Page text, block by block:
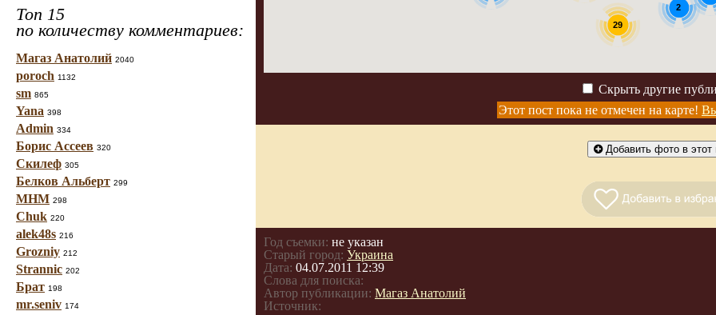
Топ 15
по количеству комментариев:
Магаз Анатолий 2040
poroch 1132
sm 865
Yana 398
Admin 334
Борис Ассеев 320
Скилеф 305
Белков Альберт 299
МНМ 298
Chuk 220
alek48s 216
Grozniy 212
Strannic 202
Брат 198
mr.seniv 174
29
2
Скрыть другие
Этот пост пока не отмечен на карте!
Добавить фото в этот
Год съемки: не указан
Старый город: Украина
Дата: 04.07.2011 12:39
Слова для поиска:
Автор публикации: Магаз Анатолий
Источник: